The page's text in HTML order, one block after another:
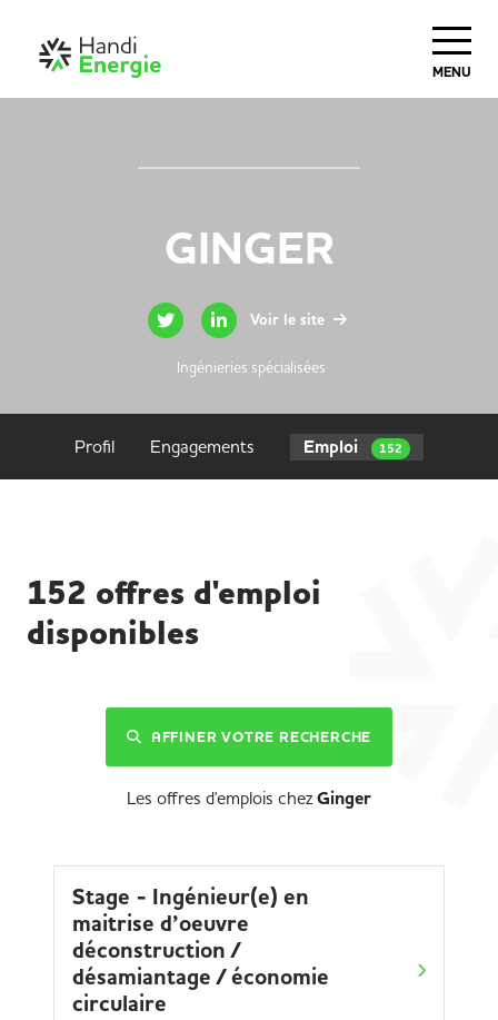
MENU
GINGER
Voir le site
Ingénieries spécialisées
Profil Engagements Emploi 152
152 offres d'emploi
disponibles
AFFINER VOTRE RECHERCHE
Les offres d'emplois chezGinger
Stage - Ingénieur(e) en
maitrise d’oeuvre
déconstruction /
désamiantage / économie
circulaire